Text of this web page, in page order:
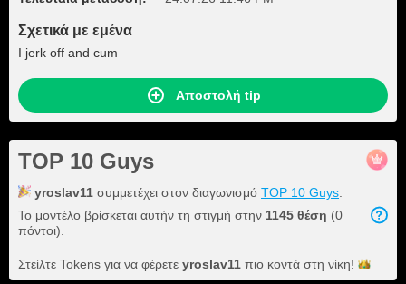
Σχετικά με εμένα
I jerk off and cum
Αποστολή tip
TOP 10 Guys
yroslav11 συμμετέχει στον διαγωνισμό TOP 10 Guys
Το μοντέλο βρίσκεται αυτήν τη στιγμή στην 1145 θέση (0
πόντοι).
Στείλτε Tokens για να φέρετε yroslav11 πιο κοντά στη νίκη!